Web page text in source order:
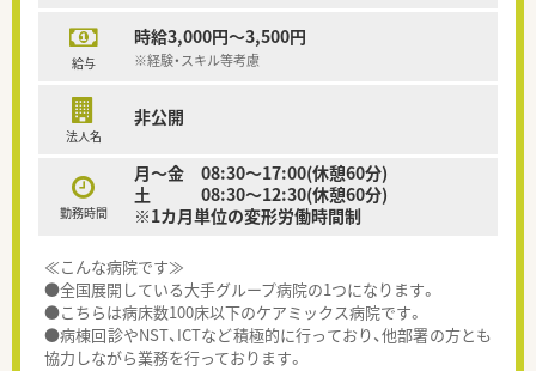
給与
時給3,000円～3,500円
※経験・スキル等考慮
法人名
非公開
勤務時間
月～金 08:30～17:00(休憩60分)
土 08:30～12:30(休憩60分)
※1カ月単位の変形労働時間制
≪こんな病院です≫
●全国展開している大手グループ病院の1つになります。
●こちらは病床数100床以下のケアミックス病院です。
●病棟回診やNST、ICTなど積極的に行っており、他部署の方とも
協力しながら業務を行っております。